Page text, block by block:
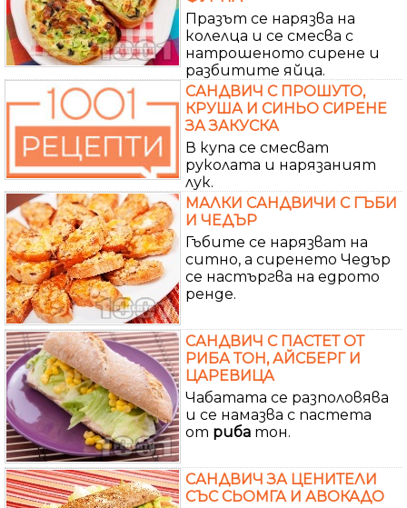
Празът се нарязва на
колелца и се смесва с
натрошеното сирене и
разбитите яйца.
САНДВИЧ С ПРОШУТО,
КРУША И СИНЬО СИРЕНЕ
ЗА ЗАКУСКА
В купа се смесват
руколата и нарязаният
лук.
МАЛКИ САНДВИЧИ С ГЪБИ
И ЧЕДЪР
Гъбите се нарязват на
ситно, а сиренето Чедър
се настъргва на едрото
ренде.
САНДВИЧ С ПАСТЕТ ОТ
РИБА ТОН, АЙСБЕРГ И
ЦАРЕВИЦА
Чабатата се разполовява
и се намазва с пастета
от риба тон.
САНДВИЧ ЗА ЦЕНИТЕЛИ
СЪС СЬОМГА И АВОКАДО